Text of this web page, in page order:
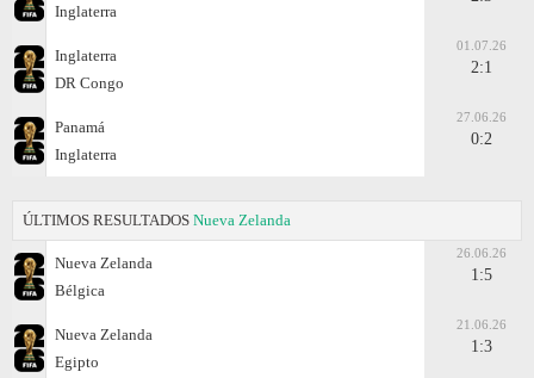
Inglaterra
Inglaterra
DR Congo
01.07.26
2:1
Panamá
Inglaterra
27.06.26
0:2
ÚLTIMOS RESULTADOS Nueva Zelanda
Nueva Zelanda
Bélgica
26.06.26
1:5
Nueva Zelanda
Egipto
21.06.26
1:3